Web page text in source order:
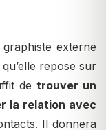
externe
repose sur
detrouver un
la relation avec
Il donnera